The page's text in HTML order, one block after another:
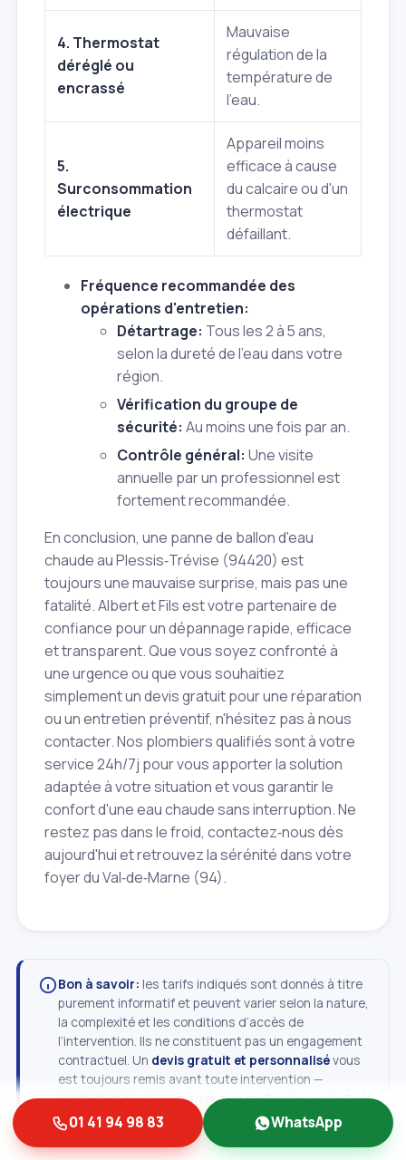
4. Thermostat
déréglé ou
encrassé
Mauvaise
régulation de la
température de
l'eau.
5.
Surconsommation
électrique
Appareil moins
efficace à cause
du calcaire ou d'un
thermostat
défaillant.
Fréquence recommandée des
opérations d'entretien:
Détartrage: Tous les 2 à 5 ans,
selon la dureté de l'eau dans votre
région.
Vérification du groupe de
sécurité: Au moins une fois par an.
Contrôle général: Une visite
annuelle par un professionnel est
fortement recommandée.
En conclusion, une panne de ballon d'eau
chaude au Plessis‑Trévise (94420) est
toujours une mauvaise surprise, mais pas une
fatalité. Albert et Fils est votre partenaire de
confiance pour un dépannage rapide, efficace
et transparent. Que vous soyez confronté à
une urgence ou que vous souhaitiez
simplement un devis gratuit pour une réparation
ou un entretien préventif, n'hésitez pas à nous
contacter. Nos plombiers qualifiés sont à votre
service 24h/7j pour vous apporter la solution
adaptée à votre situation et vous garantir le
confort d'une eau chaude sans interruption. Ne
restez pas dans le froid, contactez‑nous dès
aujourd'hui et retrouvez la sérénité dans votre
foyer du Val‑de‑Marne (94).
Bon à savoir: les tarifs indiqués sont donnés à titre
purement informatif et peuvent varier selon la nature,
la complexité et les conditions d’accès de
l’intervention. Ils ne constituent pas un engagement
contractuel. Un devis gratuit et personnalisévous
est toujours remis avant toute intervention —
contactez‑nous pour obtenir un tarif précis, adapté à
votre situation.
01 41 94 98 83 WhatsApp